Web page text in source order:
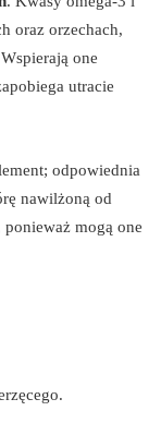
oraz orzechach,
one
utracie
odpowiednia
nawilżoną od
mogą one